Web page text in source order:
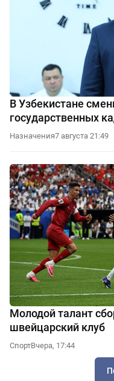
В Узбекистане
государственных
Назначения7 августа 21:49
Молодой талант
швейцарский клуб
СпортВчера, 17:44